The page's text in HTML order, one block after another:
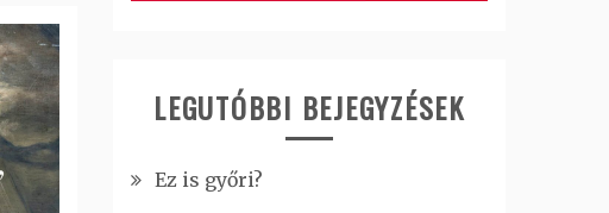
LEGUTÓBBI BEJEGYZÉSEK
Ez is győri?